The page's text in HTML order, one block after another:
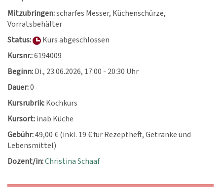
Mitzubringen:scharfes Messer, Küchenschürze,
Vorratsbehälter
Status:
Kurs abgeschlossen
Kursnr.:6194009
Beginn:Di., 23.06.2026, 17:00 - 20:30 Uhr
Dauer:0
Kursrubrik:Kochkurs
Kursort:inab Küche
Gebühr:49,00 € (inkl. 19 € für Rezeptheft, Getränke und
Lebensmittel)
Dozent/in:Christina Schaaf